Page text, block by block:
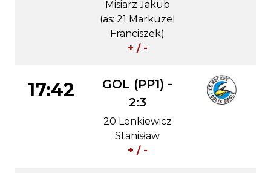
Misiarz Jakub
(as: 21 Markuzel
Franciszek)
+ / -
17:42
GOL (PP1) -
2:3
20 Lenkiewicz
Stanisław
+ / -